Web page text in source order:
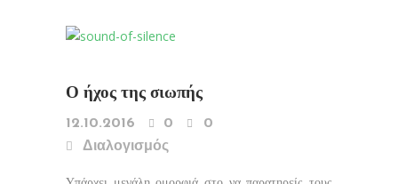
O ήχος της σιωπής
12.10.2016 0
0
Διαλογισμός